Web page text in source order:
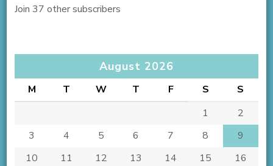
Join 37 other subscribers
August 2026
M T W T F S
S
1
2
3
4 5 6 7 8
9
10
11 12 13 14 15
16